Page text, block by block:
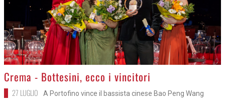
>
Crema - Bottesini, ecco i vincitori
27 LUGLIO A Portofino vince il bassista cinese Bao Peng Wang